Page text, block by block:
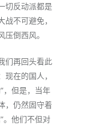
切反动派都是
不可避免，
倒西风。
们再回头看此
在的国人，
，但是，当年
，仍然固守着
。他们不但对